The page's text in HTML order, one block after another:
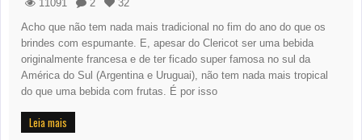
11091 2
32
Acho que não tem nada mais tradicional no fim do ano do que os
brindes com espumante. E, apesar do Clericot ser uma bebida
originalmente francesa e de ter ficado super famosa no sul da
América do Sul (Argentina e Uruguai), não tem nada mais tropical
do que uma bebida com frutas. É por isso
Leia mais